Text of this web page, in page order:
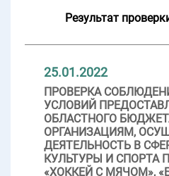
Результат
25.01.2022
ПРОВЕРКА
УСЛОВИЙ
ОБЛАСТНОГО
ОРГАНИЗАЦИЯМ,
ДЕЯТЕЛЬНОСТЬ В
КУЛЬТУРЫ И СПОРТА
«ХОККЕЙ С МЯЧОМ»,